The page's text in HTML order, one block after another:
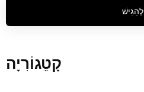
לְהַגִישׁ
קָטֵגוֹרִיָה